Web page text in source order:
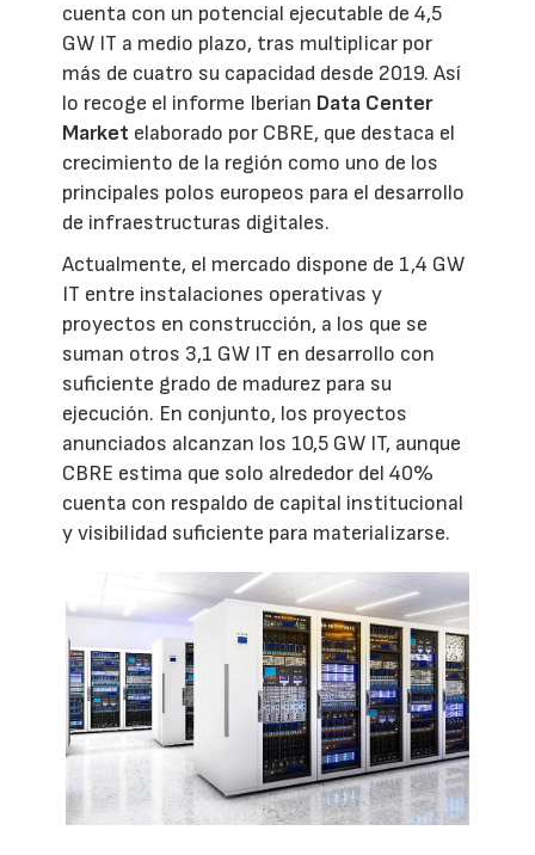
cuenta con un potencial ejecutable de 4,5
GW IT a medio plazo, tras multiplicar por
más de cuatro su capacidad desde 2019. Así
lo recoge el informe Iberian Data Center
Market elaborado por CBRE, que destaca el
crecimiento de la región como uno de los
principales polos europeos para el desarrollo
de infraestructuras digitales.
Actualmente, el mercado dispone de 1,4 GW
IT entre instalaciones operativas y
proyectos en construcción, a los que se
suman otros 3,1 GW IT en desarrollo con
suficiente grado de madurez para su
ejecución. En conjunto, los proyectos
anunciados alcanzan los 10,5 GW IT, aunque
CBRE estima que solo alrededor del 40%
cuenta con respaldo de capital institucional
y visibilidad suficiente para materializarse.